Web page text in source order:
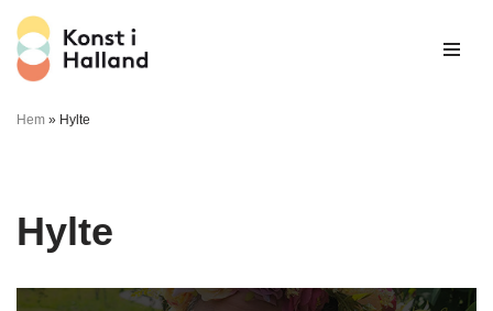
Hoppa
till
innehåll
Hem » Hylte
Hylte